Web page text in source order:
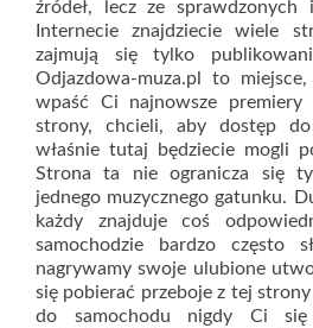
źródeł, lecz ze
Internecie znajdziecie wiele
zajmują się tylko
Odjazdowa-muza.pl to
wpaść Ci najnowsze premiery
strony, chcieli, aby dostęp
właśnie tutaj będziecie mogli
Strona ta nie ogranicza się
jednego muzycznego gatunku.
każdy znajduje coś
samochodzie bardzo często
nagrywamy swoje ulubione
się pobierać przeboje z tej
do samochodu nigdy Ci